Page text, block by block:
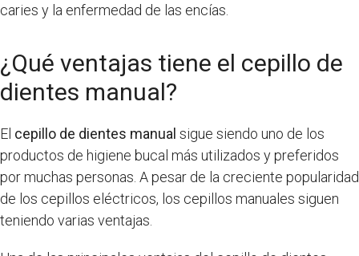
caries y la enfermedad de las encías.
¿Qué ventajas tiene el cepillo de
dientes manual?
El cepillo de dientes manual sigue siendo uno de los
productos de higiene bucal más utilizados y preferidos
por muchas personas. A pesar de la creciente popularidad
de los cepillos eléctricos, los cepillos manuales siguen
teniendo varias ventajas.